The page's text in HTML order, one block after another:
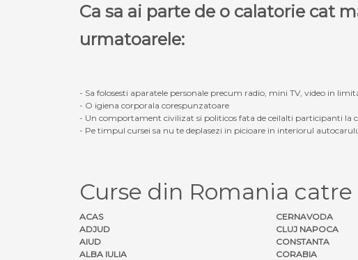
Ca sa ai parte de o calatorie cat
urmatoarele:
- Sa folosesti aparatele personale precum radio, mini TV, video in
- O igiena corporala corespunzatoare
- Un comportament civilizat si politicos fata de ceilalti participanti la
- Pe timpul cursei sa nu te deplasezi in picioare in interiorul
Curse din Romania catre
ACAS
ADJUD
AIUD
ALBA IULIA
CERNAVODA
CLUJ NAPOCA
CONSTANTA
CORABIA